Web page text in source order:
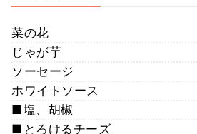
菜の花
じゃが芋
ソーセージ
ホワイトソース
■塩、胡椒
■とろけるチーズ